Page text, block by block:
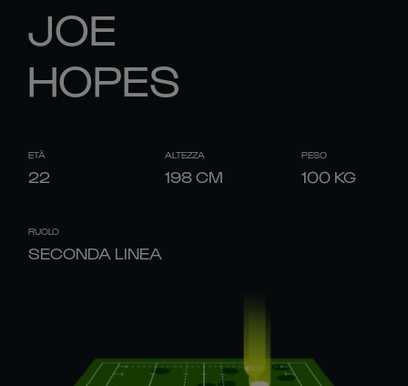
JOE
HOPES
ETÀ
22
ALTEZZA
198CM
PESO
100 KG
RUOLO
SECONDA LINEA